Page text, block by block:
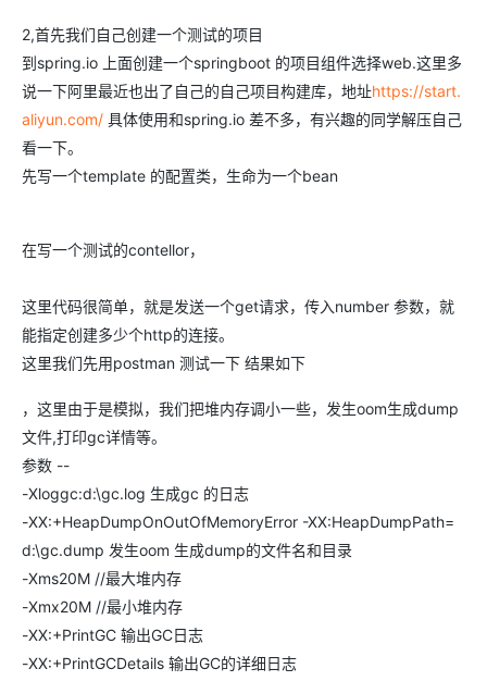
2,首先我们自己创建一个测试的项目
到spring.io 上面创建一个springboot 的项目组件选择web.这里多
说一下阿里最近也出了自己的自己项目构建库，地址https://start.
aliyun.com/ 具体使用和spring.io 差不多，有兴趣的同学解压自己
看一下。
先写一个template 的配置类，生命为一个bean
在写一个测试的contellor，
这里代码很简单，就是发送一个get请求，传入number 参数，就
能指定创建多少个http的连接。
这里我们先用postman 测试一下 结果如下
，这里由于是模拟，我们把堆内存调小一些，发生oom生成dump
文件,打印gc详情等。
参数 --
-Xloggc:d:\gc.log 生成gc 的日志
-XX:+HeapDumpOnOutOfMemoryError -XX:HeapDumpPath=
d:\gc.dump 发生oom 生成dump的文件名和目录
-Xms20M //最大堆内存
-Xmx20M //最小堆内存
-XX:+PrintGC 输出GC日志
-XX:+PrintGCDetails 输出GC的详细日志